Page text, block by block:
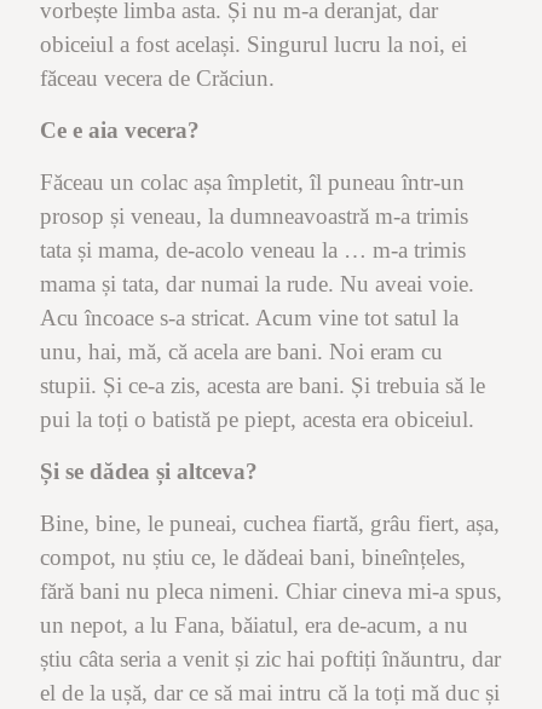
vorbește limba asta. Și nu m-a deranjat, dar
obiceiul a fost același. Singurul lucru la noi, ei
făceau vecera de Crăciun.
Ce e aia vecera?
Făceau un colac așa împletit, îl puneau într-un
prosop și veneau, la dumneavoastră m-a trimis
tata și mama, de-acolo veneau la … m-a trimis
mama și tata, dar numai la rude. Nu aveai voie.
Acu încoace s-a stricat. Acum vine tot satul la
unu, hai, mă, că acela are bani. Noi eram cu
stupii. Și ce-a zis, acesta are bani. Și trebuia să le
pui la toți o batistă pe piept, acesta era obiceiul.
Și se dădea și altceva?
Bine, bine, le puneai, cuchea fiartă, grâu fiert, așa,
compot, nu știu ce, le dădeai bani, bineînțeles,
fără bani nu pleca nimeni. Chiar cineva mi-a spus,
un nepot, a lu Fana, băiatul, era de-acum, a nu
știu câta seria a venit și zic hai poftiți înăuntru, dar
el de la ușă, dar ce să mai intru că la toți mă duc și